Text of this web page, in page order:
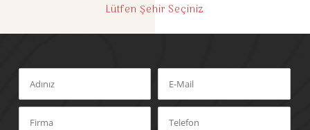
Lütfen Şehir Seçiniz